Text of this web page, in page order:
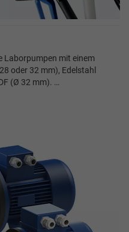
Laborpumpen mit einem
oder 32 mm), Edelstahl
(Ø 32 mm). …